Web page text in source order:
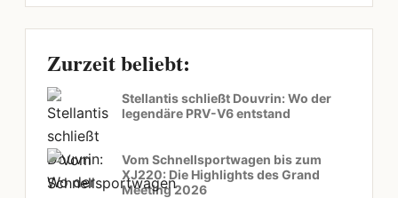
Zurzeit beliebt:
Stellantis schließt Douvrin: Wo der
legendäre PRV-V6 entstand
Vom Schnellsportwagen bis zum
XJ220: Die Highlights des Grand
Meeting 2026